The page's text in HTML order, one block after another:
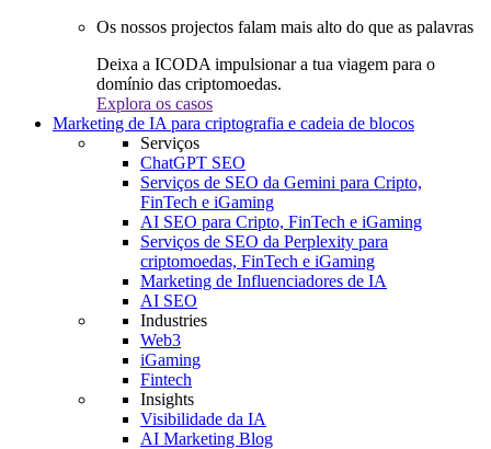
Os nossos projectos falam mais alto do que as palavras
Deixa a ICODA impulsionar a tua viagem para o
domínio das criptomoedas.
Explora os casos
Marketing de IA para criptografia e cadeia de blocos
Serviços
ChatGPT SEO
Serviços de SEO da Gemini para Cripto,
FinTech e iGaming
AI SEO para Cripto, FinTech e iGaming
Serviços de SEO da Perplexity para
criptomoedas, FinTech e iGaming
Marketing de Influenciadores de IA
AI SEO
Industries
Web3
iGaming
Fintech
Insights
Visibilidade da IA
AI Marketing Blog